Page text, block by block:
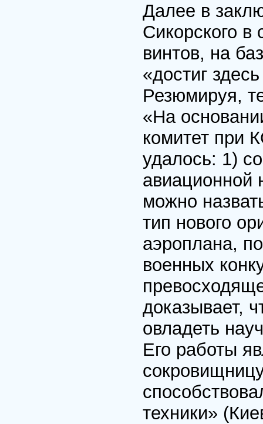
Далее в
Сикорского в
винтов, на
«достиг
Резюмируя,
«На
комитет при
удалось: 1)
авиационной
можно
тип нового
аэроплана,
военных
доказывает,
овладеть
Его работы
техники»